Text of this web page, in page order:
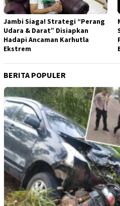
Jambi Siaga! Strategi “Perang
Udara & Darat” Disiapkan
Hadapi Ancaman Karhutla
Ekstrem
BERITA POPULER